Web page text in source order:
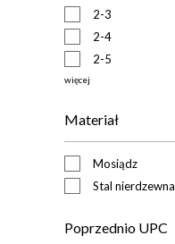
2-3
2-4
2-5
więcej
Materiał
Mosiądz
Stal nierdzewna
Poprzednio UPC